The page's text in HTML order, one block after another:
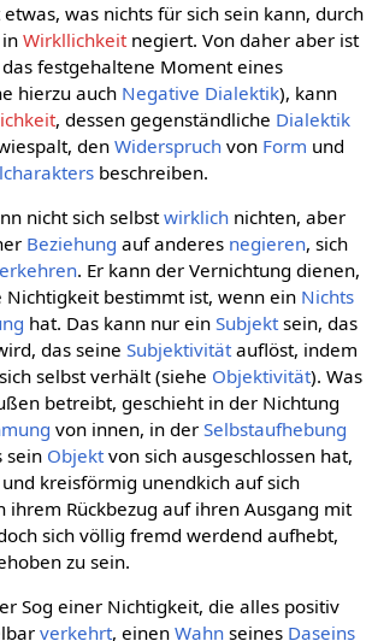
was nichts für sich sein kann, durch
Wirkllichkeitnegiert. Von daher aber ist
festgehaltene Moment eines
hierzu auch Negative Dialektik), kann
, dessen gegenständliche Dialektik
denWiderspruchvon Form und
beschreiben.
nicht sich selbstwirklichnichten, aber
Beziehung auf anderes negieren, sich
. Er kann der Vernichtung dienen,
Nichtigkeit bestimmt ist, wenn ein Nichts
hat. Das kann nur ein Subjektsein, das
das seine Subjektivitätauflöst, indem
selbst verhält (siehe Objektivität). Was
betreibt, geschieht in der Nichtung
von innen, in der Selbstaufhebung
sein Objektvon sich ausgeschlossen hat,
kreisförmig unendkich auf sich
ihrem Rückbezug auf ihren Ausgang mit
sich völlig fremd werdend aufhebt,
zu sein.
Sog einer Nichtigkeit, die alles positiv
verkehrt, einen Wahnseines Daseins